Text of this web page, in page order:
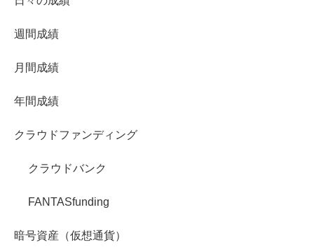
週間成績
月間成績
年間成績
クラウドファンディング
クラウドバンク
FANTASfunding
暗号資産（仮想通貨）